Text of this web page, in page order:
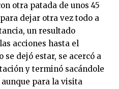
otra patada de unos 45
dejar otra vez todo a
un resultado
acciones hasta el
se dejó estar, se acercó a
y terminó sacándole
para la visita